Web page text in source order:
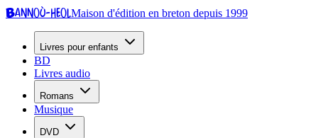
Bannoù-heolMaison d'édition en breton depuis 1999
Livres pour enfants
BD
Livres audio
Romans
Musique
DVD